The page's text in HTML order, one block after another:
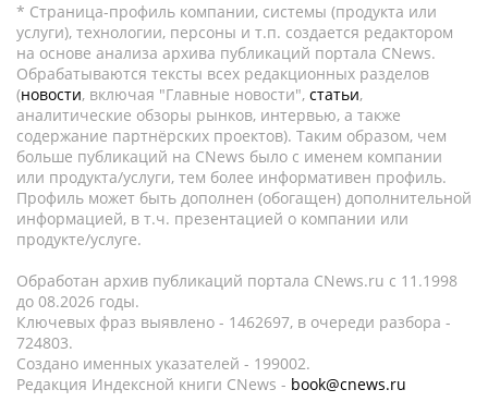
* Страница-профиль компании, системы (продукта или
услуги), технологии, персоны и т.п. создается редактором
на основе анализа архива публикаций портала CNews.
Обрабатываются тексты всех редакционных разделов
(новости, включая "Главные новости", статьи,
аналитические обзоры рынков, интервью, а также
содержание партнёрских проектов). Таким образом, чем
больше публикаций на CNews было с именем компании
или продукта/услуги, тем более информативен профиль.
Профиль может быть дополнен (обогащен) дополнительной
информацией, в т.ч. презентацией о компании или
продукте/услуге.
Обработан архив публикаций портала CNews.ru c 11.1998
до 08.2026 годы.
Ключевых фраз выявлено - 1462697, в очереди разбора -
724803.
Создано именных указателей - 199002.
Редакция Индексной книги CNews - book@cnews.ru